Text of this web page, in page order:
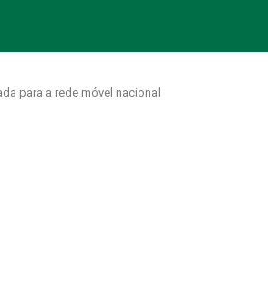
para a rede móvel nacional